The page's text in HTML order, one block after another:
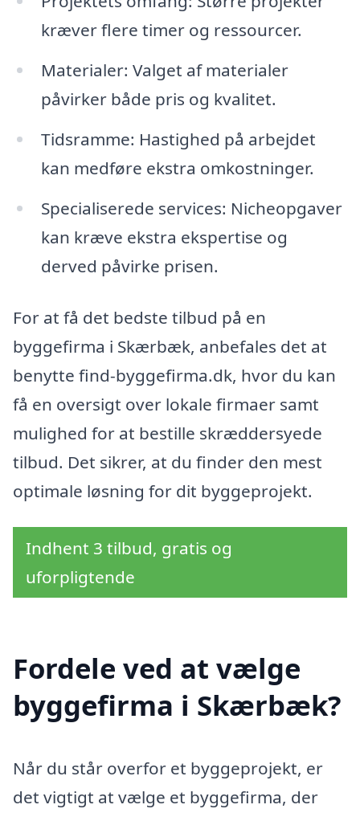
kræver flere timer og ressourcer.
Materialer: Valget af materialer
påvirker både pris og kvalitet.
Tidsramme: Hastighed på arbejdet
kan medføre ekstra omkostninger.
Specialiserede services: Nicheopgaver
kan kræve ekstra ekspertise og
derved påvirke prisen.
For at få det bedste tilbud på en
byggefirma i Skærbæk, anbefales det at
benytte find-byggefirma.dk, hvor du kan
få en oversigt over lokale firmaer samt
mulighed for at bestille skræddersyede
tilbud. Det sikrer, at du finder den mest
optimale løsning for dit byggeprojekt.
Indhent 3 tilbud, gratis og
uforpligtende
Fordele ved at vælge
byggefirma i Skærbæk?
Når du står overfor et byggeprojekt, er
det vigtigt at vælge et byggefirma, der